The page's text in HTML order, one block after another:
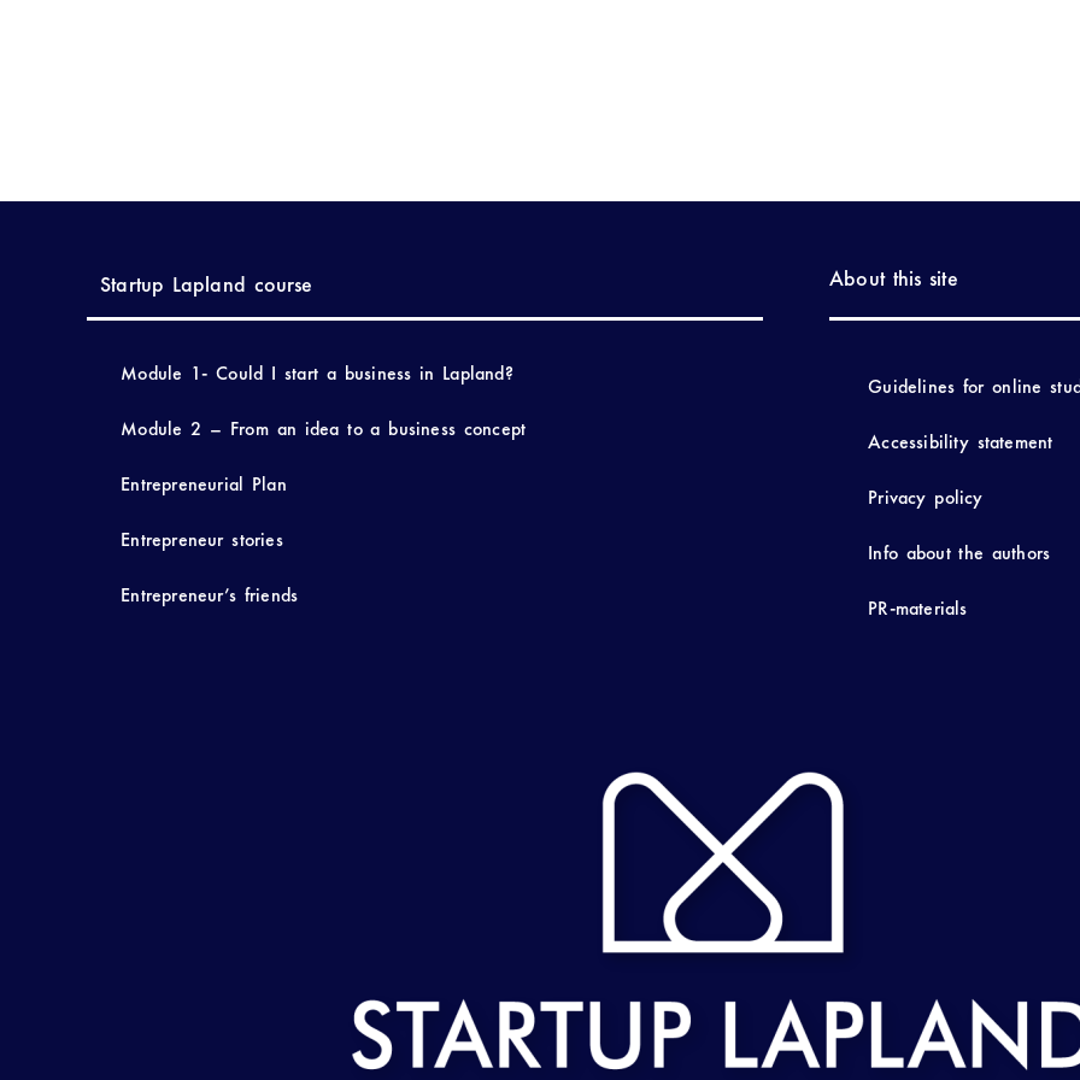
Startup Lapland course
Module 1- Could I start a business in Lapland?
Module 2 – From an idea to a business concept
Entrepreneurial Plan
Entrepreneur stories
Entrepreneur’s friends
About this site
Guidelines for online
Accessibility statement
Privacy policy
Info about the authors
PR-materials